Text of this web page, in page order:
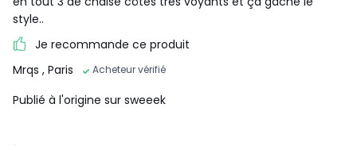
style..
Je recommande ce produit
Mrqs , Paris Acheteur vérifié
Publié à l'origine sur sweeek